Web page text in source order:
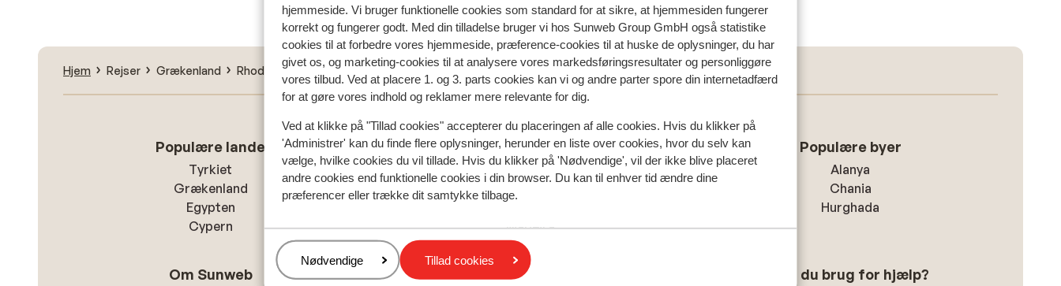
hjemmeside. Vi bruger funktionelle cookies som standard for at sikre, at hjemmesiden fungerer
korrekt og fungerer godt. Med din tilladelse bruger vi hos Sunweb Group GmbH også statistike
cookies til at forbedre vores hjemmeside, præference-cookies til at huske de oplysninger, du har
givet os, og marketing-cookies til at analysere vores markedsføringsresultater og personliggøre
vores tilbud. Ved at placere 1. og 3. parts cookies kan vi og andre parter spore din internetadfærd
for at gøre vores indhold og reklamer mere relevante for dig.
Ved at klikke på "Tillad cookies" accepterer du placeringen af alle cookies. Hvis du klikker på
'Administrer' kan du finde flere oplysninger, herunder en liste over cookies, hvor du selv kan
vælge, hvilke cookies du vil tillade. Hvis du klikker på 'Nødvendige', vil der ikke blive placeret
andre cookies end funktionelle cookies i din browser. Du kan til enhver tid ændre dine
præferencer eller trække dit samtykke tilbage.
Administrer
Nødvendige Tillad cookies
Hjem Rejser Grækenland Rhodos Lindos Aulus Lindos Rhodes, Curio Collection by Hilton
Populære lande
Tyrkiet
Grækenland
Egypten
Cypern
Populære regioner
Tyrkiets sydkyst
Madeira
Populære byer
Alanya
Chania
Hurghada
Om Sunweb Privatlivspolitik & cookies Har du brug for hjælp?